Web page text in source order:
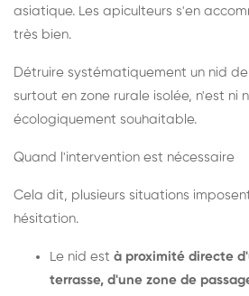
asiatique. Les apiculteurs s'en
très bien.
Détruire systématiquement un nid
surtout en zone rurale isolée, n'est ni
écologiquement souhaitable.
Quand l'intervention est nécessaire
Cela dit, plusieurs situations
hésitation.
Le nid est à proximité directe
terrasse, d'une zone de